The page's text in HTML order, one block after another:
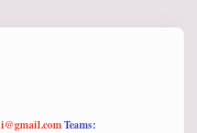
Teams: